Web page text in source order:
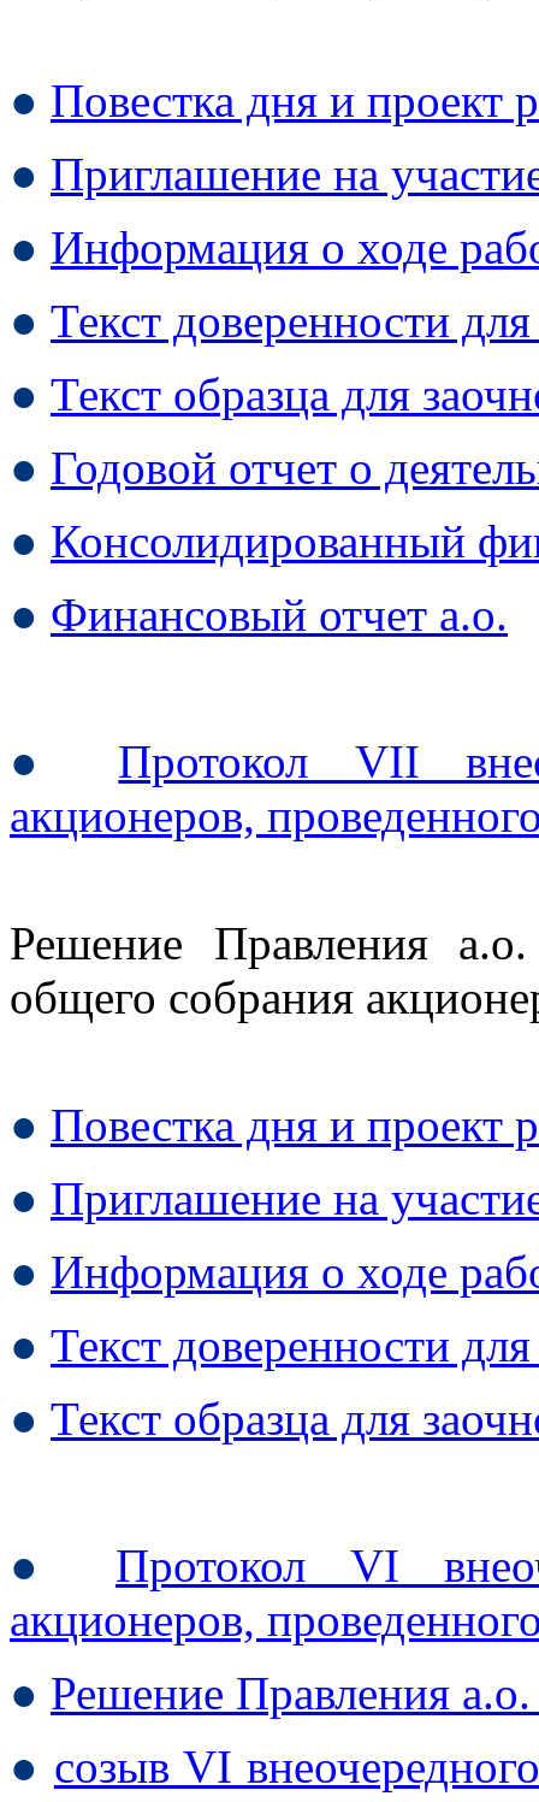
● Повестка дня и
● Приглашение на
● Информация о ходе
● Текст доверенности
● Текст образца для
● Годовой отчет о
● Консолидированный
● Финансовый отчет а.о.
● Протокол VII
акционеров,
Решение Правления
общего собрания
● Повестка дня и
● Приглашение на
● Информация о ходе
● Текст доверенности
● Текст образца для
● Протокол VI
акционеров,
● Решение Правления
● созыв VI